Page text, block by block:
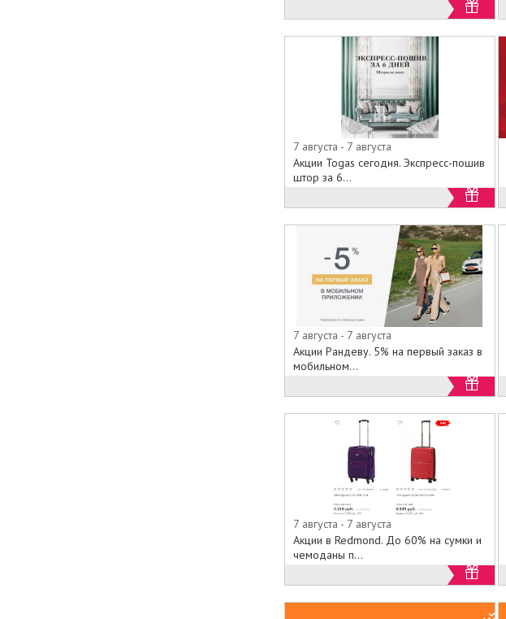
7 августа - 7 августа
Акции Togas сегодня. Экспресс-пошив
штор за 6...
7 августа - 7 августа
Акции Рандеву. 5% на первый заказ в
мобильном...
7 августа - 7 августа
Акции в Redmond. До 60% на сумки и
чемоданы п...